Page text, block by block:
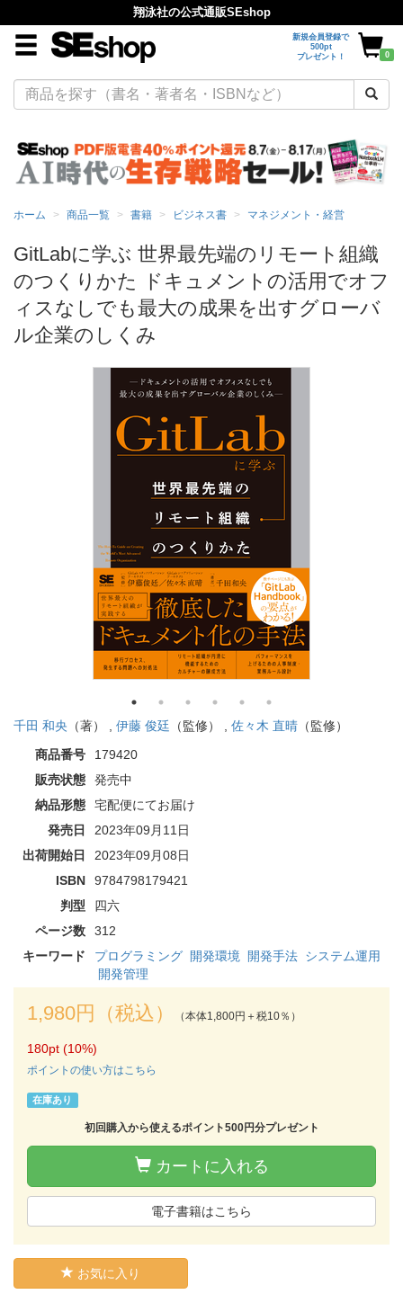
翔泳社の公式通販SEshop
新規会員登録で
500pt
プレゼント！
0
ホーム 商品一覧 書籍 ビジネス書 マネジメント・経営
GitLabに学ぶ 世界最先端のリモート組織
のつくりかた ドキュメントの活用でオフ
ィスなしでも最大の成果を出すグローバ
ル企業のしくみ
千田 和央 （著） , 伊藤 俊廷 （監修） , 佐々木 直晴 （監修）
商品番号
179420
販売状態
発売中
納品形態
宅配便にてお届け
発売日
2023年09月11日
出荷開始日
2023年09月08日
ISBN
9784798179421
判型
四六
ページ数
312
キーワード
プログラミング 開発環境 開発手法 システム運用
開発管理
1,980円（税込） （本体1,800円＋税10％）
180pt (10%)
ポイントの使い方はこちら
在庫あり
初回購入から使えるポイント500円分プレゼント
カートに入れる
電子書籍はこちら
お気に入り